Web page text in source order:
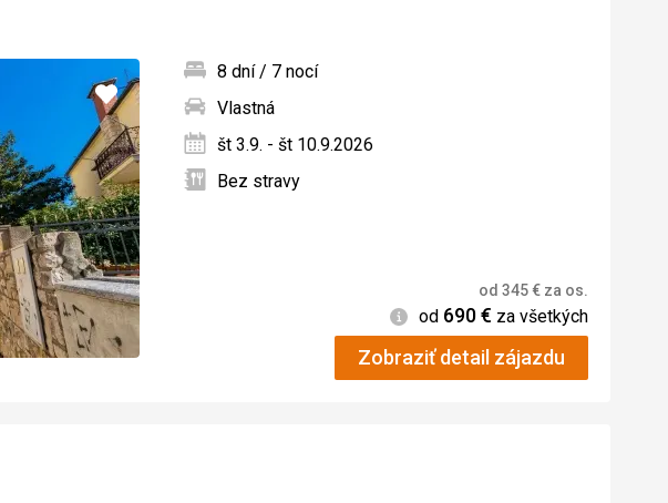
Pridať
do
obľúbených
8 dní / 7 nocí
Vlastná
št 3.9. - št 10.9.2026
Bez stravy
od 345€ za os.
Informácie
od 690€ za všetkých
Zobraziť detail zájazdu